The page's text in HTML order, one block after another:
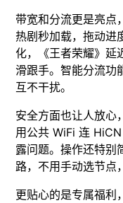
带宽和分流更是亮点
热剧秒加载，拖动进
化，《王者荣耀》延
滑跟手。智能分流功
互不干扰。
安全方面也让人放心
用公共 WiFi 连
露问题。操作还特别
路，不用手动选节点
更贴心的是专属福利